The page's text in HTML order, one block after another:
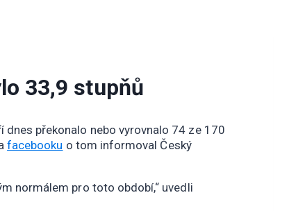
33,9 stupňů
dnes překonalo nebo vyrovnalo 74 ze 170
facebooku o tom informoval Český
normálem pro toto období,“ uvedli